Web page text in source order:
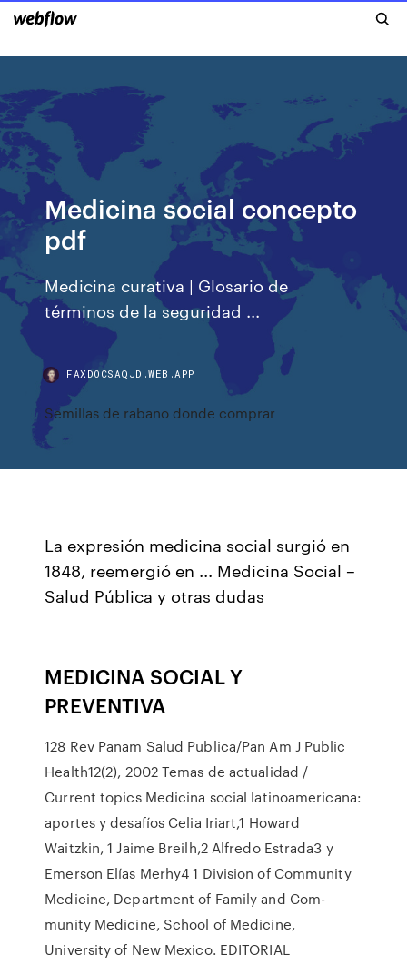
Medicina social concepto
pdf
Medicina curativa | Glosario de
términos de la seguridad ...
FAXDOCSAQJD.WEB.APP
Semillas de rabano donde comprar
La expresión medicina social surgió en
1848, reemergió en ... Medicina Social –
Salud Pública y otras dudas
MEDICINA SOCIAL Y
PREVENTIVA
128 Rev Panam Salud Publica/Pan Am J Public
Health12(2), 2002 Temas de actualidad /
Current topics Medicina social latinoamericana:
aportes y desafíos Celia Iriart,1 Howard
Waitzkin, 1 Jaime Breilh,2 Alfredo Estrada3 y
Emerson Elías Merhy4 1 Division of Community
Medicine, Department of Family and Com-
munity Medicine, School of Medicine,
University of New Mexico. EDITORIAL